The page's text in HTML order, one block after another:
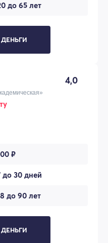
до 65 лет
4,0
₽
до 30 дней
до 90 лет